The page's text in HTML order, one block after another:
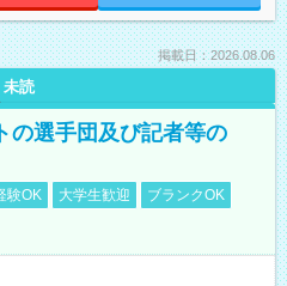
掲載日：2026.08.06
未読
の選手団及び記者等の
験OK 大学生歓迎
ブランクOK